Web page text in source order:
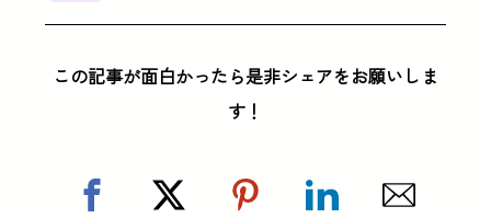
この記事が面白かったら是非シェアをお願いしま
す！